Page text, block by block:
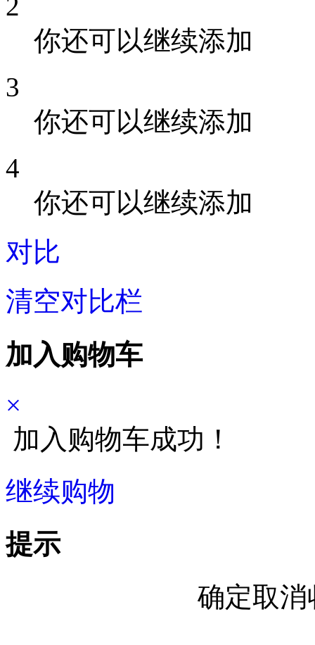
2
你还可以继续添加
3
你还可以继续添加
4
你还可以继续添加
对比
清空对比栏
加入购物车
×
加入购物车成功！
继续购物
提示
确定取